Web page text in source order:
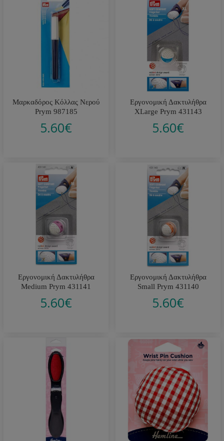
Μαρκαδόρος Κόλλας Νερού
Prym 987185
5.60€
Εργονομική Δακτυλήθρα
XLarge Prym 431143
5.60€
Εργονομική Δακτυλήθρα
Medium Prym 431141
5.60€
Εργονομική Δακτυλήθρα
Small Prym 431140
5.60€